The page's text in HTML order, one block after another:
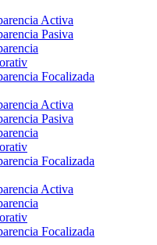
Activa
Pasiva
Focalizada
Activa
Pasiva
Focalizada
Activa
Focalizada